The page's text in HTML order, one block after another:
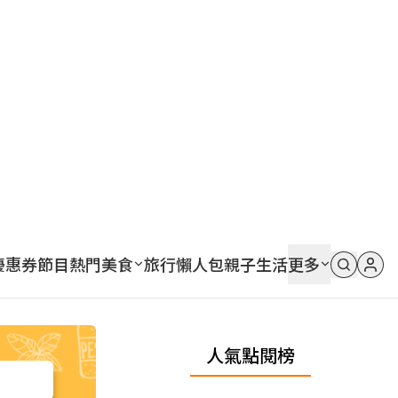
惠券節目熱門美食 旅行懶人包親子生活更多
人氣點閱榜